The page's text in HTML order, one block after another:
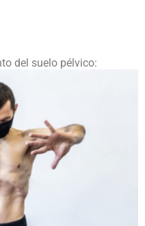
del suelo pélvico: